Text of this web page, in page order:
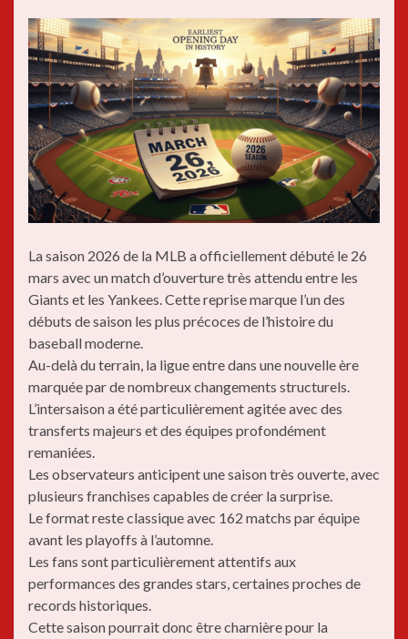
La saison 2026 de la MLB a officiellement débuté le 26
mars avec un match d’ouverture très attendu entre les
Giants et les Yankees. Cette reprise marque l’un des
débuts de saison les plus précoces de l’histoire du
baseball moderne.
Au-delà du terrain, la ligue entre dans une nouvelle ère
marquée par de nombreux changements structurels.
L’intersaison a été particulièrement agitée avec des
transferts majeurs et des équipes profondément
remaniées.
Les observateurs anticipent une saison très ouverte, avec
plusieurs franchises capables de créer la surprise.
Le format reste classique avec 162 matchs par équipe
avant les playoffs à l’automne.
Les fans sont particulièrement attentifs aux
performances des grandes stars, certaines proches de
records historiques.
Cette saison pourrait donc être charnière pour la